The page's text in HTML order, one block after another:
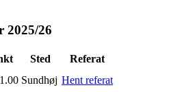
2025/26
Sted
Referat
Sundhøj Hent referat